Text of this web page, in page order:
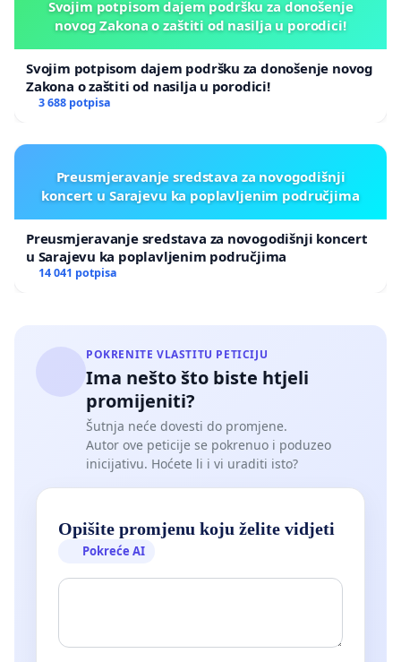
Svojim potpisom dajem podršku za donošenje
novog Zakona o zaštiti od nasilja u porodici!
Svojim potpisom dajem podršku za donošenje novog
Zakona o zaštiti od nasilja u porodici!
3 688 potpisa
Preusmjeravanje sredstava za novogodišnji
koncert u Sarajevu ka poplavljenim područjima
Preusmjeravanje sredstava za novogodišnji koncert
u Sarajevu ka poplavljenim područjima
14 041 potpisa
POKRENITE VLASTITU PETICIJU
Ima nešto što biste htjeli
promijeniti?
Šutnja neće dovesti do promjene.
Autor ove peticije se pokrenuo i poduzeo
inicijativu. Hoćete li i vi uraditi isto?
Opišite promjenu koju želite vidjeti
Pokreće AI